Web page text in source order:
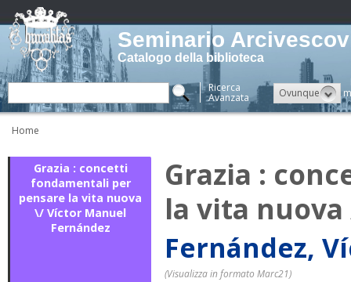
Seminario
Catalogo della biblioteca
Ricerca
Avanzata Ovunque
Home
Grazia : concetti
fondamentali per
pensare la vita nuova
\/ Víctor Manuel
Fernández
Grazia :
la vita
Fernández,
(Visualizza in formato Marc21)